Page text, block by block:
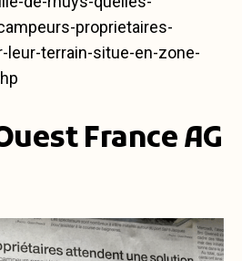
proprietaires-
leur-terrain-situe-en-zone-
France AG